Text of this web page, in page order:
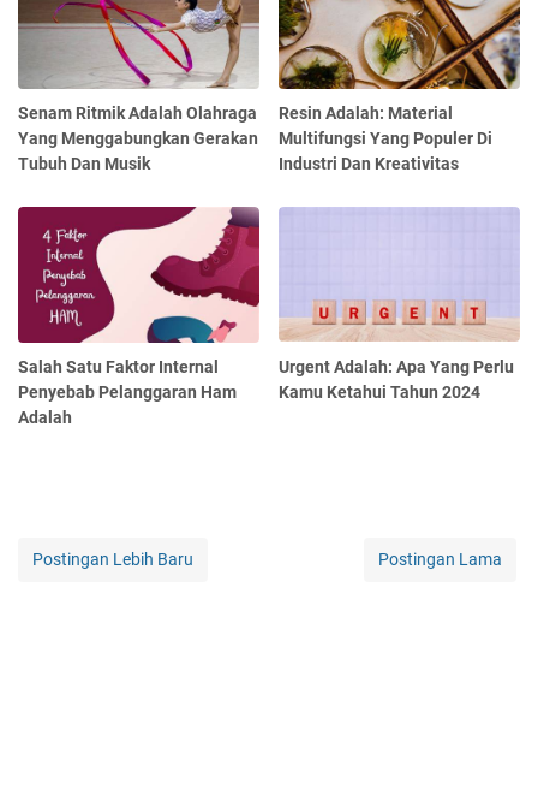
Senam Ritmik Adalah Olahraga
Yang Menggabungkan Gerakan
Tubuh Dan Musik
Resin Adalah: Material
Multifungsi Yang Populer Di
Industri Dan Kreativitas
Salah Satu Faktor Internal
Penyebab Pelanggaran Ham
Adalah
Urgent Adalah: Apa Yang Perlu
Kamu Ketahui Tahun 2024
Postingan Lebih Baru Postingan Lama